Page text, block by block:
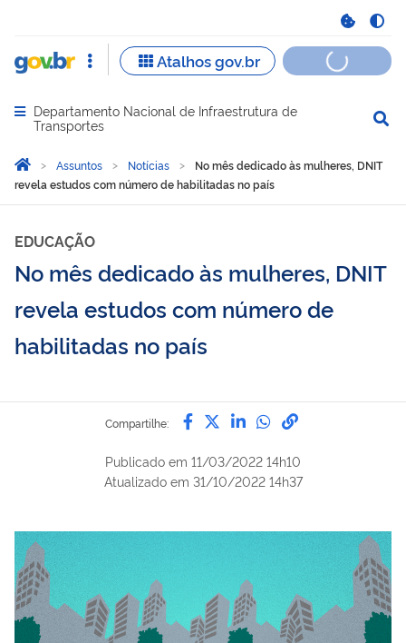
Abrir menu principal de navegação
Departamento Nacional de Infraestrutura de
Transportes
Você está aqui:
Página Inicial
Assuntos Notícias
No mês dedicado às mulheres, DNIT
revela estudos com número de habilitadas no país
EDUCAÇÃO
No mês dedicado às mulheres, DNIT
revela estudos com número de
habilitadas no país
Compartilhe: Compartilhe por Facebook
Compartilhe por Twitter
Compartilhe por
Compartilhe
link para
Publicado em 11/03/2022 14h10
Atualizado em 31/10/2022 14h37